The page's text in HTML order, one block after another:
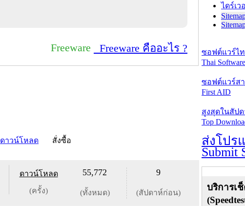
Freeware Freeware คืออะไร ?
ดาวน์โหลด สั่งซื้อ
ดาวน์โหลด
(ครั้ง)
55,772
(ทั้งหมด)
9
(สัปดาห์ก่อน)
ไดร์เว
ซอฟต์แวร์ไ
Thai Software
ซอฟต์แวร์ส
First AID
สูงสุดในสัป
Top
ส่งโปร
Submit
บริการเ